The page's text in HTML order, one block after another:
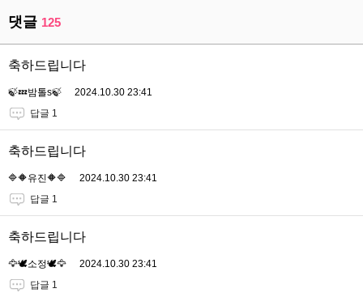
댓글 125
축하드립니다
🍃💤밤톨s🍃
2024.10.30 23:41
답글 1
축하드립니다
🔷🔶유진🔶🔷
2024.10.30 23:41
답글 1
축하드립니다
🦅🕊소정🕊🦅
2024.10.30 23:41
답글 1